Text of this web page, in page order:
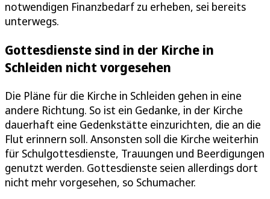
notwendigen Finanzbedarf zu erheben, sei bereits
unterwegs.
Gottesdienste sind in der Kirche in
Schleiden nicht vorgesehen
Die Pläne für die Kirche in Schleiden gehen in eine
andere Richtung. So ist ein Gedanke, in der Kirche
dauerhaft eine Gedenkstätte einzurichten, die an die
Flut erinnern soll. Ansonsten soll die Kirche weiterhin
für Schulgottesdienste, Trauungen und Beerdigungen
genutzt werden. Gottesdienste seien allerdings dort
nicht mehr vorgesehen, so Schumacher.